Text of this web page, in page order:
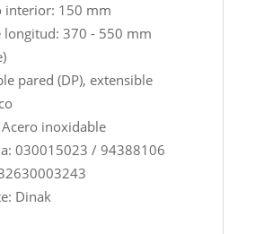
interior: 150 mm
longitud: 370 - 550 mm
pared (DP), extensible
inoxidable
030015023 / 94388106
Dinak